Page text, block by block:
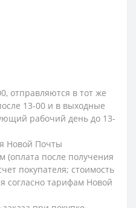
отправляются в тот же
13-00 и в выходные
рабочий день до 13-
Новой Почты
после получения
покупателя; стоимость
согласно тарифам Новой